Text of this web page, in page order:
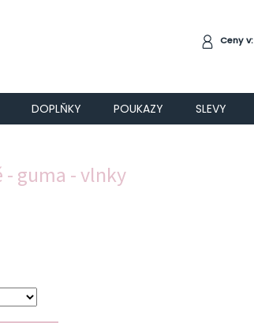
NÁKUPNÍCeny v:
DOPLŇKY POUKAZY SLEVY
guma - vlnky